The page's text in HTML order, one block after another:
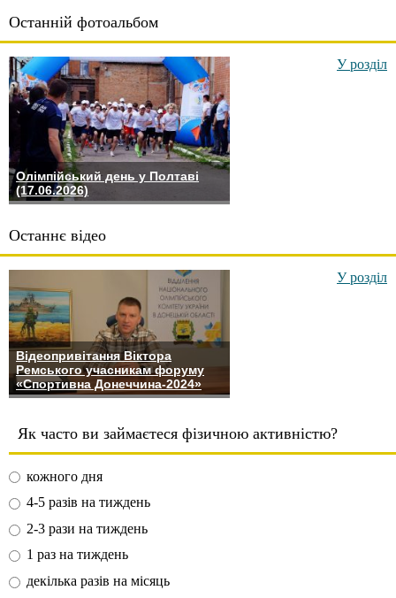
Останній фотоальбом
Олімпійський день у Полтаві
(17.06.2026)
У розділ
Останнє відео
Відеопривітання Віктора
Ремського учасникам форуму
«Спортивна Донеччина-2024»
У розділ
Як часто ви займаєтеся фізичною активністю?
кожного дня
4-5 разів на тиждень
2-3 рази на тиждень
1 раз на тиждень
декілька разів на місяць